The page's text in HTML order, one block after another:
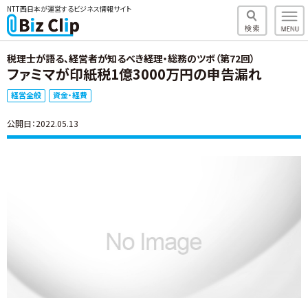
NTT西日本が運営するビジネス情報サイト
税理士が語る、経営者が知るべき経理・総務のツボ（第72回）
ファミマが印紙税1億3000万円の申告漏れ
経営全般 資金・経費
公開日：2022.05.13